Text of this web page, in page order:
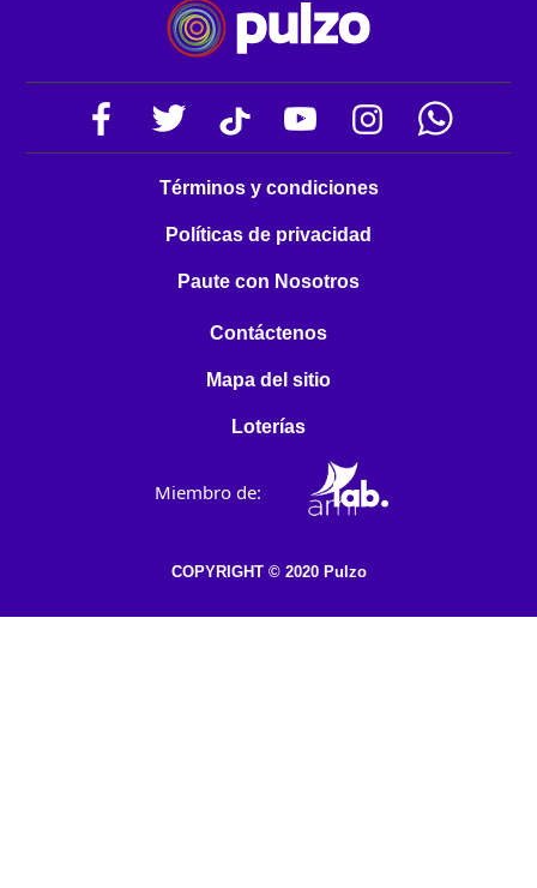
Términos y condiciones
Políticas de privacidad
Paute con Nosotros
Contáctenos
Mapa del sitio
Loterías
Miembro de:
COPYRIGHT © 2020 Pulzo